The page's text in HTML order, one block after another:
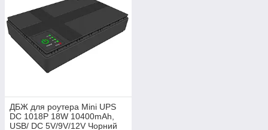
ДБЖ для роутера Mini UPS
DC 1018P 18W 10400mAh,
USB/ DC 5V/9V/12V Чорний